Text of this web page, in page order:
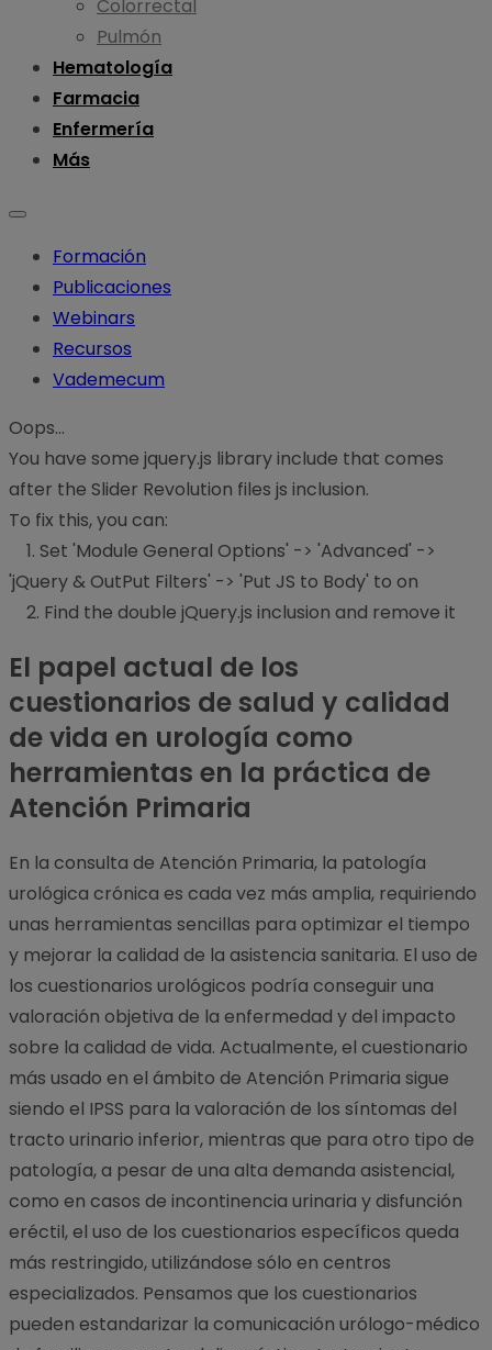
Colorrectal
Pulmón
Hematología
Farmacia
Enfermería
Más
Formación
Publicaciones
Webinars
Recursos
Vademecum
Oops...
You have some jquery.js library include that comes
after the Slider Revolution files js inclusion.
To fix this, you can:
1. Set 'Module General Options' -> 'Advanced' ->
'jQuery & OutPut Filters' -> 'Put JS to Body' to on
2. Find the double jQuery.js inclusion and remove it
El papel actual de los
cuestionarios de salud y calidad
de vida en urología como
herramientas en la práctica de
Atención Primaria
En la consulta de Atención Primaria, la patología
urológica crónica es cada vez más amplia, requiriendo
unas herramientas sencillas para optimizar el tiempo
y mejorar la calidad de la asistencia sanitaria. El uso de
los cuestionarios urológicos podría conseguir una
valoración objetiva de la enfermedad y del impacto
sobre la calidad de vida. Actualmente, el cuestionario
más usado en el ámbito de Atención Primaria sigue
siendo el IPSS para la valoración de los síntomas del
tracto urinario inferior, mientras que para otro tipo de
patología, a pesar de una alta demanda asistencial,
como en casos de incontinencia urinaria y disfunción
eréctil, el uso de los cuestionarios específicos queda
más restringido, utilizándose sólo en centros
especializados. Pensamos que los cuestionarios
pueden estandarizar la comunicación urólogo-médico